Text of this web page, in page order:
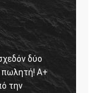
δύο
πωλητή! A+